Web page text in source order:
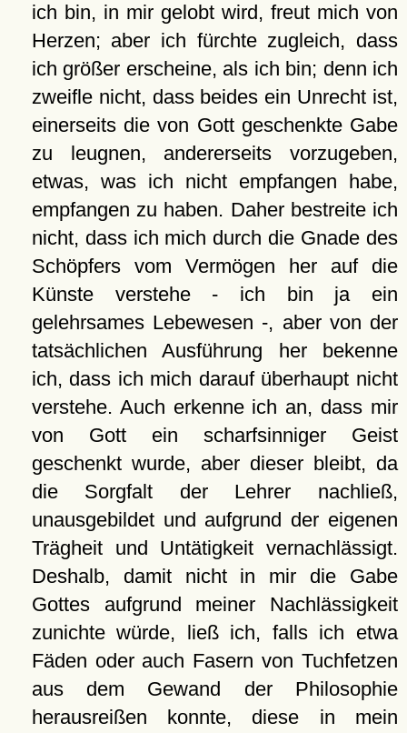
ich bin, in mir gelobt wird, freut mich von
Herzen; aber ich fürchte zugleich, dass
ich größer erscheine, als ich bin; denn ich
zweifle nicht, dass beides ein Unrecht ist,
einerseits die von Gott geschenkte Gabe
zu leugnen, andererseits vorzugeben,
etwas, was ich nicht empfangen habe,
empfangen zu haben. Daher bestreite ich
nicht, dass ich mich durch die Gnade des
Schöpfers vom Vermögen her auf die
Künste verstehe - ich bin ja ein
gelehrsames Lebewesen -, aber von der
tatsächlichen Ausführung her bekenne
ich, dass ich mich darauf überhaupt nicht
verstehe. Auch erkenne ich an, dass mir
von Gott ein scharfsinniger Geist
geschenkt wurde, aber dieser bleibt, da
die Sorgfalt der Lehrer nachließ,
unausgebildet und aufgrund der eigenen
Trägheit und Untätigkeit vernachlässigt.
Deshalb, damit nicht in mir die Gabe
Gottes aufgrund meiner Nachlässigkeit
zunichte würde, ließ ich, falls ich etwa
Fäden oder auch Fasern von Tuchfetzen
aus dem Gewand der Philosophie
herausreißen konnte, diese in mein